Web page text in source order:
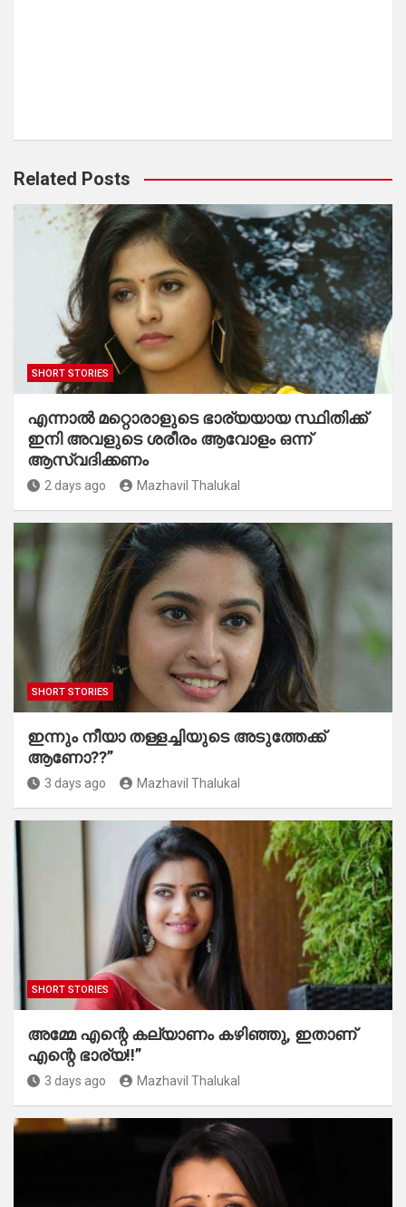
Related Posts
SHORT STORIES
എന്നാൽ മറ്റൊരാളുടെ ഭാര്യയായ സ്ഥിതിക്ക്
ഇനി അവളുടെ ശരീരം ആവോളം ഒന്ന്
ആസ്വദിക്കണം
2 days ago Mazhavil Thalukal
SHORT STORIES
ഇന്നും നീയാ തള്ളച്ചിയുടെ അടുത്തേക്ക്
ആണോ??”
3 days ago Mazhavil Thalukal
SHORT STORIES
അമ്മേ എന്റെ കല്യാണം കഴിഞ്ഞു, ഇതാണ്
എന്റെ ഭാര്യ!!”
3 days ago Mazhavil Thalukal